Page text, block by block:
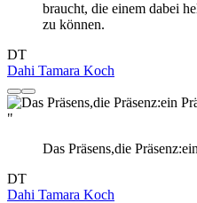
braucht, die einem dabei
zu können.
DT
Dahi Tamara Koch
"
Das Präsens,die
DT
Dahi Tamara Koch